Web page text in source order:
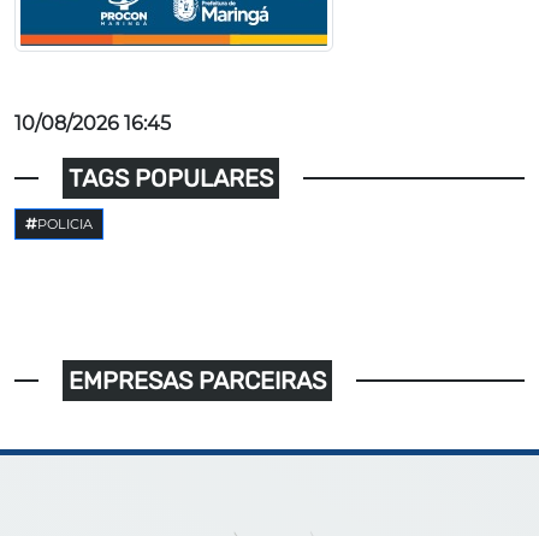
10/08/2026 16:45
TAGS POPULARES
POLICIA
EMPRESAS PARCEIRAS